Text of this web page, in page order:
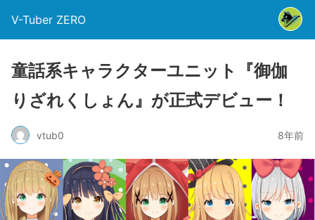
V-Tuber ZERO
童話系キャラクターユニット『御伽
りざれくしょん』が正式デビュー！
vtub0 8年前